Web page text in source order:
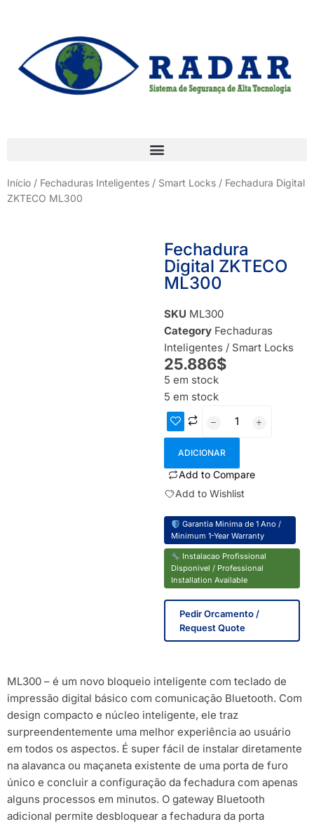
Início / Fechaduras Inteligentes / Smart Locks / Fechadura Digital
ZKTECO ML300
Fechadura
Digital ZKTECO
ML300
SKU ML300
Category Fechaduras
Inteligentes / Smart Locks
25.886$
5 em stock
5 em stock
ADICIONAR
Add to Compare
Add to Wishlist
Garantia Minima de 1 Ano /
Minimum 1-Year Warranty
Instalacao Profissional
Disponivel / Professional
Installation Available
Pedir Orcamento /
Request Quote
ML300 – é um novo bloqueio inteligente com teclado de
impressão digital básico com comunicação Bluetooth. Com
design compacto e núcleo inteligente, ele traz
surpreendentemente uma melhor experiência ao usuário
em todos os aspectos. É super fácil de instalar diretamente
na alavanca ou maçaneta existente de uma porta de furo
único e concluir a configuração da fechadura com apenas
alguns processos em minutos. O gateway Bluetooth
adicional permite desbloquear a fechadura da porta